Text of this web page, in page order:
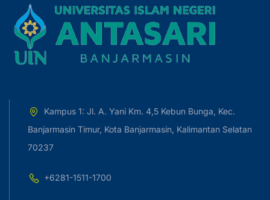
Kampus 1: Jl. A. Yani Km. 4,5 Kebun Bunga, Kec.
Banjarmasin Timur, Kota Banjarmasin, Kalimantan Selatan
70237
+6281-1511-1700